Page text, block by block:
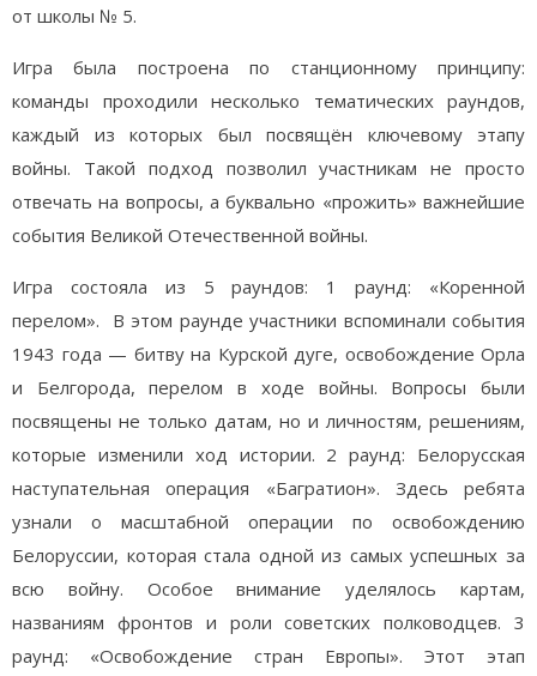
от школы № 5.
Игра была построена по станционному принципу:
команды проходили несколько тематических раундов,
каждый из которых был посвящён ключевому этапу
войны. Такой подход позволил участникам не просто
отвечать на вопросы, а буквально «прожить» важнейшие
события Великой Отечественной войны.
Игра состояла из 5 раундов: 1 раунд: «Коренной
перелом». В этом раунде участники вспоминали события
1943 года — битву на Курской дуге, освобождение Орла
и Белгорода, перелом в ходе войны. Вопросы были
посвящены не только датам, но и личностям, решениям,
которые изменили ход истории. 2 раунд: Белорусская
наступательная операция «Багратион». Здесь ребята
узнали о масштабной операции по освобождению
Белоруссии, которая стала одной из самых успешных за
всю войну. Особое внимание уделялось картам,
названиям фронтов и роли советских полководцев. 3
раунд: «Освобождение стран Европы». Этот этап